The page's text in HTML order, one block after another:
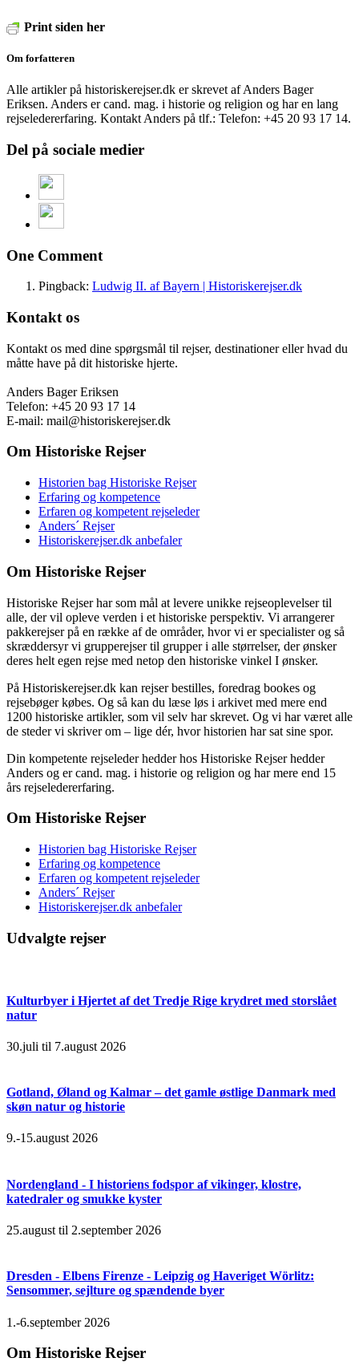
Print siden her
Om forfatteren
Alle artikler på historiskerejser.dk er skrevet af Anders Bager
Eriksen. Anders er cand. mag. i historie og religion og har en lang
rejseledererfaring. Kontakt Anders på tlf.: Telefon: +45 20 93 17 14.
Del på sociale medier
One Comment
Pingback: Ludwig II. af Bayern | Historiskerejser.dk
Kontakt os
Kontakt os med dine spørgsmål til rejser, destinationer eller hvad du
måtte have på dit historiske hjerte.
Anders Bager Eriksen
Telefon: +45 20 93 17 14
E-mail: mail@historiskerejser.dk
Om Historiske Rejser
Historien bag Historiske Rejser
Erfaring og kompetence
Erfaren og kompetent rejseleder
Anders´ Rejser
Historiskerejser.dk anbefaler
Om Historiske Rejser
Historiske Rejser har som mål at levere unikke rejseoplevelser til
alle, der vil opleve verden i et historiske perspektiv. Vi arrangerer
pakkerejser på en række af de områder, hvor vi er specialister og så
skræddersyr vi grupperejser til grupper i alle størrelser, der ønsker
deres helt egen rejse med netop den historiske vinkel I ønsker.
På Historiskerejser.dk kan rejser bestilles, foredrag bookes og
rejsebøger købes. Og så kan du læse løs i arkivet med mere end
1200 historiske artikler, som vil selv har skrevet. Og vi har været alle
de steder vi skriver om – lige dér, hvor historien har sat sine spor.
Din kompetente rejseleder hedder hos Historiske Rejser hedder
Anders og er cand. mag. i historie og religion og har mere end 15
års rejseledererfaring.
Om Historiske Rejser
Historien bag Historiske Rejser
Erfaring og kompetence
Erfaren og kompetent rejseleder
Anders´ Rejser
Historiskerejser.dk anbefaler
Udvalgte rejser
Kulturbyer i Hjertet af det Tredje Rige krydret med storslået
natur
30.juli til 7.august 2026
Gotland, Øland og Kalmar – det gamle østlige Danmark med
skøn natur og historie
9.-15.august 2026
Nordengland - I historiens fodspor af vikinger, klostre,
katedraler og smukke kyster
25.august til 2.september 2026
Dresden - Elbens Firenze - Leipzig og Haveriget Wörlitz:
Sensommer, sejlture og spændende byer
1.-6.september 2026
Om Historiske Rejser